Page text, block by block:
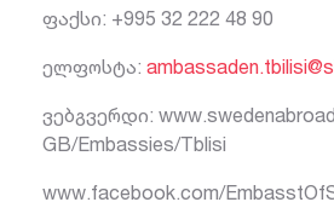
ფაქსი: +995 32 222 48 90
ელფოსტა:
ვებგვერდი:
GB/Embassies/Tblisi
www.facebook.com/